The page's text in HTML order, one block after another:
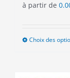
à partir de
Choix des